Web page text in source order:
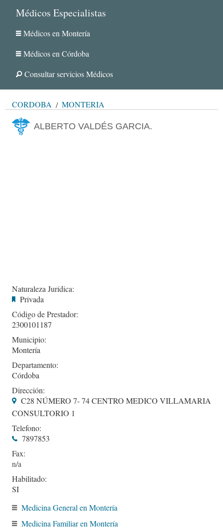
Médicos Especialistas
Médicos en Montería
Médicos en Córdoba
Consultar servicios Médicos
CÓRDOBA MONTERÍA
ALBERTO VALDÉS GARCIA.
Naturaleza Jurídica:
Privada
Código de Prestador:
2300101187
Municipio:
Montería
Departamento:
Córdoba
Dirección:
C28 NÚMERO 7- 74 CENTRO MEDICO VILLAMARIA
CONSULTORIO 1
Telefono:
7897853
Fax:
Habilitado:
SI
Medicina General en Montería
Medicina Familiar en Montería